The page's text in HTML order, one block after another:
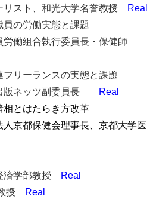
スト、和光大学名誉教授
Real
の労働実態と課題
組合執行委員長・保健師
リーランスの実態と課題
ネッツ副委員長
Real
相とはたらき方改革
都保健会理事長、京都大学医
済学部教授
Real
授
Real